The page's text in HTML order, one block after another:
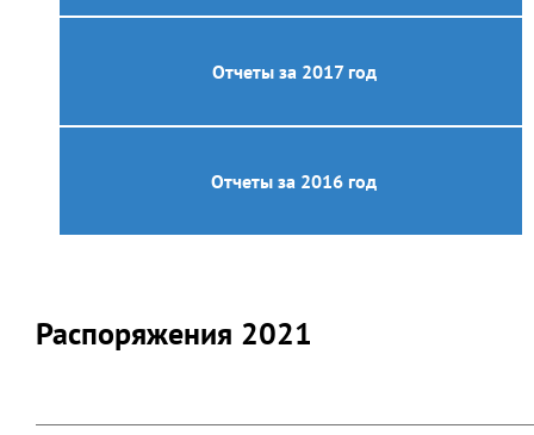
Отчеты за 2017 год
Отчеты за 2016 год
Распоряжения 2021